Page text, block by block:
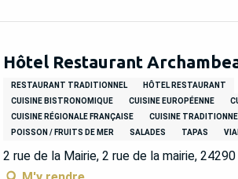
Hôtel Restaurant
RESTAURANT TRADITIONNEL
HÔTEL RESTAURANT
CUISINE BISTRONOMIQUE
CUISINE EUROPÉENNE
CUISINE RÉGIONALE FRANÇAISE
CUISINE
POISSON / FRUITS DE MER
SALADES TAPAS
2 rue de la Mairie, 2 rue de la mairie,